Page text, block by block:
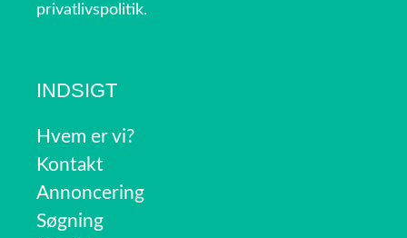
privatlivspolitik.
INDSIGT
Hvem er vi?
Kontakt
Annoncering
Søgning